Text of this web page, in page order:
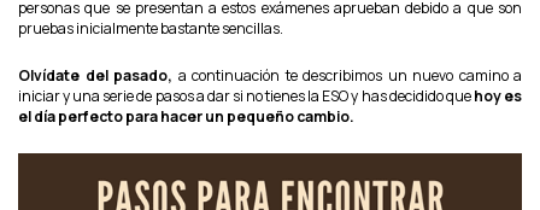
personas que se presentan a estos exámenes aprueban debido a que son
pruebas inicialmente bastante sencillas.
Olvídate del pasado, a continuación te describimos un nuevo camino a
iniciar y una serie de pasos a dar si no tienes la ESO y has decidido quehoy es
el día perfecto para hacer un pequeño cambio.